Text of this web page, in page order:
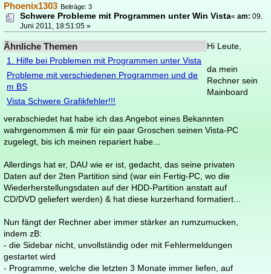
Phoenix1303 Beiträge: 3
Schwere Probleme mit Programmen unter Win Vista«am: 09.
Juni 2011, 18:51:05 »
Ähnliche Themen
1. Hilfe bei Problemen mit Programmen unter Vista
Probleme mit verschiedenen Programmen und de
m BS
Vista Schwere Grafikfehler!!!
Hi Leute,
da mein
Rechner sein
Mainboard
verabschiedet hat habe ich das Angebot eines Bekannten
wahrgenommen & mir für ein paar Groschen seinen Vista-PC
zugelegt, bis ich meinen repariert habe...
Allerdings hat er, DAU wie er ist, gedacht, das seine privaten
Daten auf der 2ten Partition sind (war ein Fertig-PC, wo die
Wiederherstellungsdaten auf der HDD-Partition anstatt auf
CD/DVD geliefert werden) & hat diese kurzerhand formatiert...
Nun fängt der Rechner aber immer stärker an rumzumucken,
indem zB:
- die Sidebar nicht, unvollständig oder mit Fehlermeldungen
gestartet wird
- Programme, welche die letzten 3 Monate immer liefen, auf